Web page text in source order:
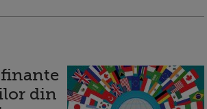
din